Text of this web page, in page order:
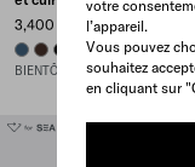
votre
l’appareil.
Vous pouvez
souhaitez
en cliquant sur
3,400 CAD
AVIATION BLUE
SIENNABLACK
BIENTÔT DISPONIBLE EN LIGNE